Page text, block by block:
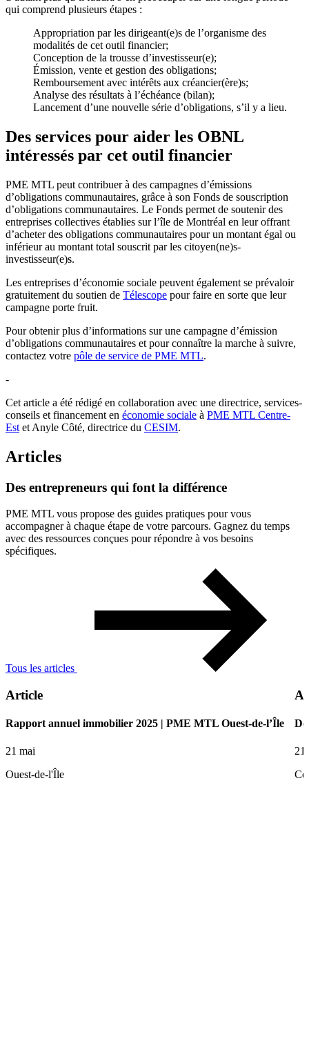
qui comprend plusieurs étapes :
Appropriation par les dirigeant(e)s de l’organisme des
modalités de cet outil financier;
Conception de la trousse d’investisseur(e);
Émission, vente et gestion des obligations;
Remboursement avec intérêts aux créancier(ère)s;
Analyse des résultats à l’échéance (bilan);
Lancement d’une nouvelle série d’obligations, s’il y a lieu.
Des services pour aider les OBNL
intéressés par cet outil financier
PME MTL peut contribuer à des campagnes d’émissions
d’obligations communautaires, grâce à son Fonds de souscription
d’obligations communautaires. Le Fonds permet de soutenir des
entreprises collectives établies sur l’île de Montréal en leur offrant
d’acheter des obligations communautaires pour un montant égal ou
inférieur au montant total souscrit par les citoyen(ne)s-
investisseur(e)s.
Les entreprises d’économie sociale peuvent également se prévaloir
gratuitement du soutien de Télescope pour faire en sorte que leur
campagne porte fruit.
Pour obtenir plus d’informations sur une campagne d’émission
d’obligations communautaires et pour connaître la marche à suivre,
contactez votre pôle de service de PME MTL.
-
Cet article a été rédigé en collaboration avec une directrice, services-
conseils et financement en économie sociale à PME MTL Centre-
Est et Anyle Côté, directrice du CESIM.
Articles
Des entrepreneurs qui font la différence
PME MTL vous propose des guides pratiques pour vous
accompagner à chaque étape de votre parcours. Gagnez du temps
avec des ressources conçues pour répondre à vos besoins
spécifiques.
Tous les articles
Article
Rapport annuel immobilier 2025 | PME MTL Ouest-de-l’Île
21 mai
Ouest-de-l'Île
21